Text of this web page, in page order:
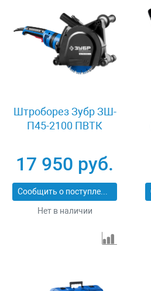
Штроборез Зубр ЗШ-
П45-2100 ПВТК
17 950 руб.
Сообщить о поступлении
Нет в наличии